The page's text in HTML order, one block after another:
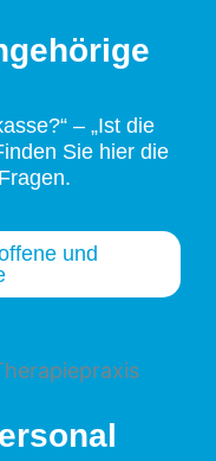
– „Ist die
Sie hier die
und